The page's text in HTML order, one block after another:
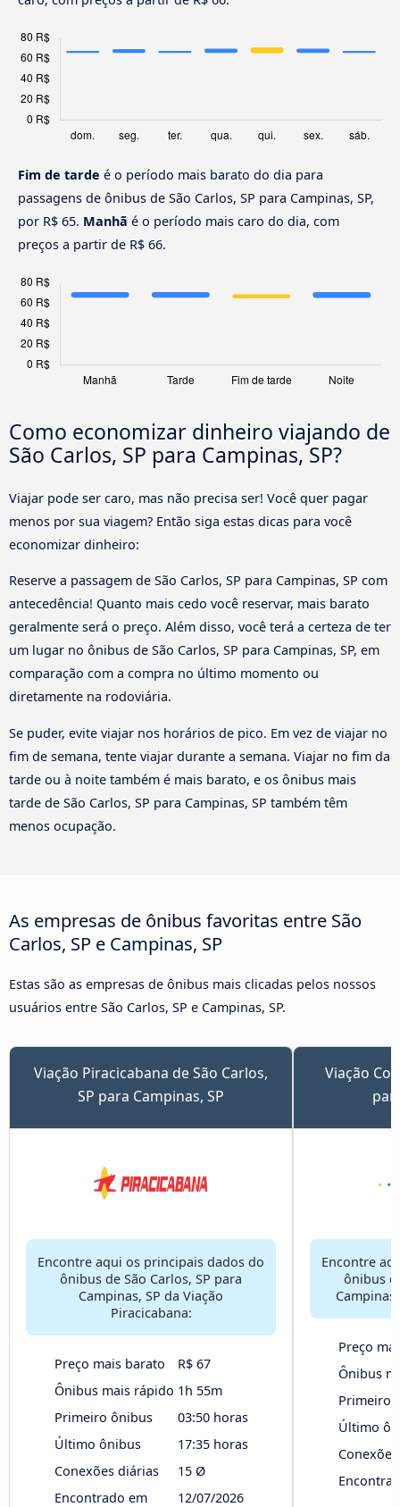
Fim de tarde é o período mais barato do dia para
passagens de ônibus de São Carlos, SP para Campinas, SP,
por R$ 65. Manhã é o período mais caro do dia, com
preços a partir de R$ 66.
Como economizar dinheiro viajando de
São Carlos, SP para Campinas, SP?
Viajar pode ser caro, mas não precisa ser! Você quer pagar
menos por sua viagem? Então siga estas dicas para você
economizar dinheiro:
Reserve a passagem de São Carlos, SP para Campinas, SP com
antecedência! Quanto mais cedo você reservar, mais barato
geralmente será o preço. Além disso, você terá a certeza de ter
um lugar no ônibus de São Carlos, SP para Campinas, SP, em
comparação com a compra no último momento ou
diretamente na rodoviária.
Se puder, evite viajar nos horários de pico. Em vez de viajar no
fim de semana, tente viajar durante a semana. Viajar no fim da
tarde ou à noite também é mais barato, e os ônibus mais
tarde de São Carlos, SP para Campinas, SP também têm
menos ocupação.
As empresas de ônibus favoritas entre São
Carlos, SP e Campinas, SP
Estas são as empresas de ônibus mais clicadas pelos nossos
usuários entre São Carlos, SP e Campinas, SP.
Viação Piracicabana de São Carlos,
SP para Campinas, SP
Encontre aqui os principais dados do
ônibus de São Carlos, SP para
Campinas, SP da Viação
Piracicabana:
Preço mais barato
R$ 67
Ônibus mais rápido 1h 55m
Primeiro ônibus
03:50 horas
Último ônibus
17:35 horas
Conexões diárias
15 Ø
Encontrado em
12/07/2026
Viação
Encontre
ônibus
Preço
Ônibus
Primeiro
Último